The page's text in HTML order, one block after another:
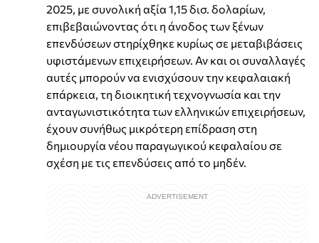
2025, με συνολική αξία 1,15 δισ. δολαρίων,
επιβεβαιώνοντας ότι η άνοδος των ξένων
επενδύσεων στηρίχθηκε κυρίως σε μεταβιβάσεις
υφιστάμενων επιχειρήσεων. Αν και οι συναλλαγές
αυτές μπορούν να ενισχύσουν την κεφαλαιακή
επάρκεια, τη διοικητική τεχνογνωσία και την
ανταγωνιστικότητα των ελληνικών επιχειρήσεων,
έχουν συνήθως μικρότερη επίδραση στη
δημιουργία νέου παραγωγικού κεφαλαίου σε
σχέση με τις επενδύσεις από το μηδέν.